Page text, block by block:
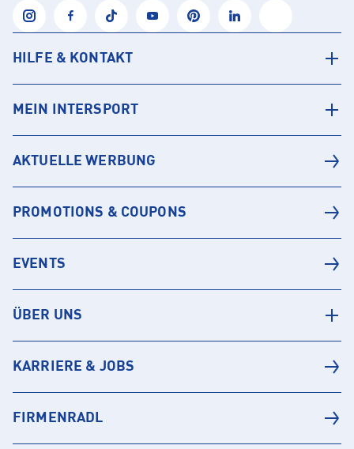
HILFE & KONTAKT
MEIN INTERSPORT
AKTUELLE WERBUNG
PROMOTIONS & COUPONS
EVENTS
ÜBER UNS
KARRIERE & JOBS
FIRMENRADL